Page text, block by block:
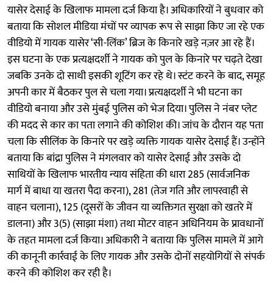
यासेर देसाई के खिलाफ मामला दर्ज किया है। अधिकारियों ने बुधवार को
बताया कि सोशल मीडिया मंचों पर व्यापक रूप से साझा किए जा रहे एक
वीडियो में गायक यासेर ‘सी-लिंक’ ब्रिज के किनारे खड़े नज़र आ रहे हैं।
इस घटना के एक प्रत्यक्षदर्शी ने गायक को पुल के किनारे पर चढ़ते देखा
जबकि उनके दो साथी इसकी शूटिंग कर रहे थे। स्टंट करने के बाद, समूह
अपनी कार में बैठकर पुल से चला गया। प्रत्यक्षदर्शी ने भी घटना का
वीडियो बनाया और उसे मुंबई पुलिस को भेज दिया। पुलिस ने नंबर प्लेट
की मदद से कार का पता लगाने की कोशिश की। जांच के दौरान यह पता
चला कि सीलिंक के किनारे पर खड़े व्यक्ति गायक यासेर देसाई हैं। उन्होंने
बताया कि बांद्रा पुलिस ने मंगलवार को यासेर देसाई और उसके दो
साथियों के खिलाफ भारतीय न्याय संहिता की धारा 285 (सार्वजनिक
मार्ग में बाधा या खतरा पैदा करना), 281 (तेज गति और लापरवाही से
वाहन चलाना), 125 (दूसरों के जीवन या व्यक्तिगत सुरक्षा को खतरे में
डालना) और 3(5) (साझा मंशा) तथा मोटर वाहन अधिनियम के प्रावधानों
के तहत मामला दर्ज किया। अधिकारी ने बताया कि पुलिस मामले में आगे
की कानूनी कार्रवाई के लिए गायक और उसके दोनों सहयोगियों से संपर्क
करने की कोशिश कर रही है।